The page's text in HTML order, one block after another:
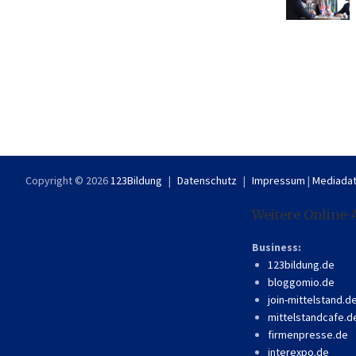
Copyright © 2026123Bildung Datenschutz Impressum |
Weitere Online-
Business:
123bildung.de
bloggomio.de
join-mittelstand.de
firmenpresse.de
interexpo.de